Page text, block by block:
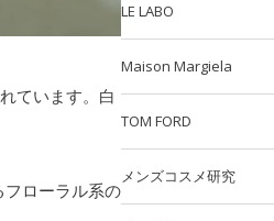
ています。白
ローラル系の
LE LABO
Maison Margiela
TOM FORD
メンズコスメ研究